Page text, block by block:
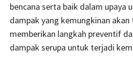
bencana serta baik dalam upaya
dampak yang kemungkinan akan
memberikan langkah preventif
dampak serupa untuk terjadi